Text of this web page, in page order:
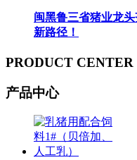
闽黑鲁三省猪业龙
新路径！
PRODUCT CENTER
产品中心